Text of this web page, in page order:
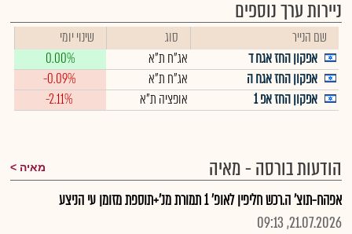
ניירות ערך נוספים
שם הנייר סוג
שינוי יומי
אפקון החז אגח ד
אג"ח ת"א
0.00%
אפקון החז אגח ה
אג"ח ת"א
-0.09%
אפקון החז אפ 1
אופציה ת"א -2.11%
הודעות בורסה - מאיה מאיה
אפהח-תוצ' ה.רכש חליפין לאופ' 1 תמורת מנ'+תוספת מזומן עי הניצע
21.07.2026, 09:13